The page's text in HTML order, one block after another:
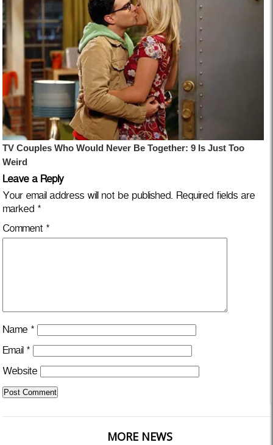
Leave a Reply
Your email address will not be published. Required fields are
marked *
Comment *
Name *
Email *
Website
MORE NEWS